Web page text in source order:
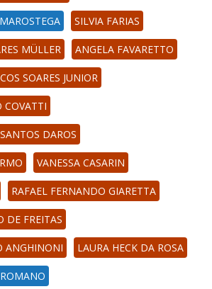
SILVIA FARIAS
MÜLLER ANGELA FAVARETTO
SOARES JUNIOR
COVATTI
DAROS
VANESSA CASARIN
RAFAEL FERNANDO GIARETTA
DE FREITAS
ANGHINONI LAURA HECK DA ROSA